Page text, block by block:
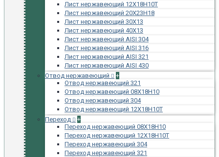
Лист нержавеющий 12Х18Н10Т
Лист нержавеющий 20Х23Н18
Лист нержавеющий 30Х13
Лист нержавеющий 40Х13
Лист нержавеющий AISI 304
Лист нержавеющий AISI 316
Лист нержавеющий AISI 321
Лист нержавеющий AISI 430
Отвод нержавеющий
+
Отвод нержавеющий 321
Отвод нержавеющий 08Х18Н10
Отвод нержавеющий 304
Отвод нержавеющий 12Х18Н10Т
Переход
+
Переход нержавеющий 08Х18Н10
Переход нержавеющий 12Х18Н10Т
Переход нержавеющий 304
Переход нержавеющий 321